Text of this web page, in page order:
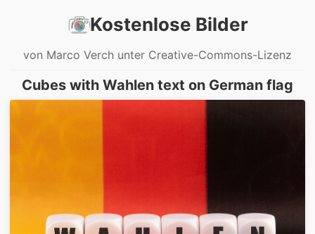
Kostenlose Bilder
von Marco Verch unter Creative-Commons-Lizenz
Cubes with Wahlen text on German flag